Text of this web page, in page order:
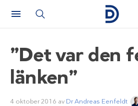
”Det var den
länken”
4 oktober 2016 av Dr Andreas Eenfeldt